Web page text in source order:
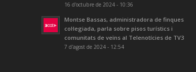
16 d'octubre de 2024 - 10:36
Montse Bassas, administradora de finques
col·legiada, parla sobre pisos turístics i
comunitats de veïns al Telenotícies de TV3
7 d'agost de 2024 - 12:54